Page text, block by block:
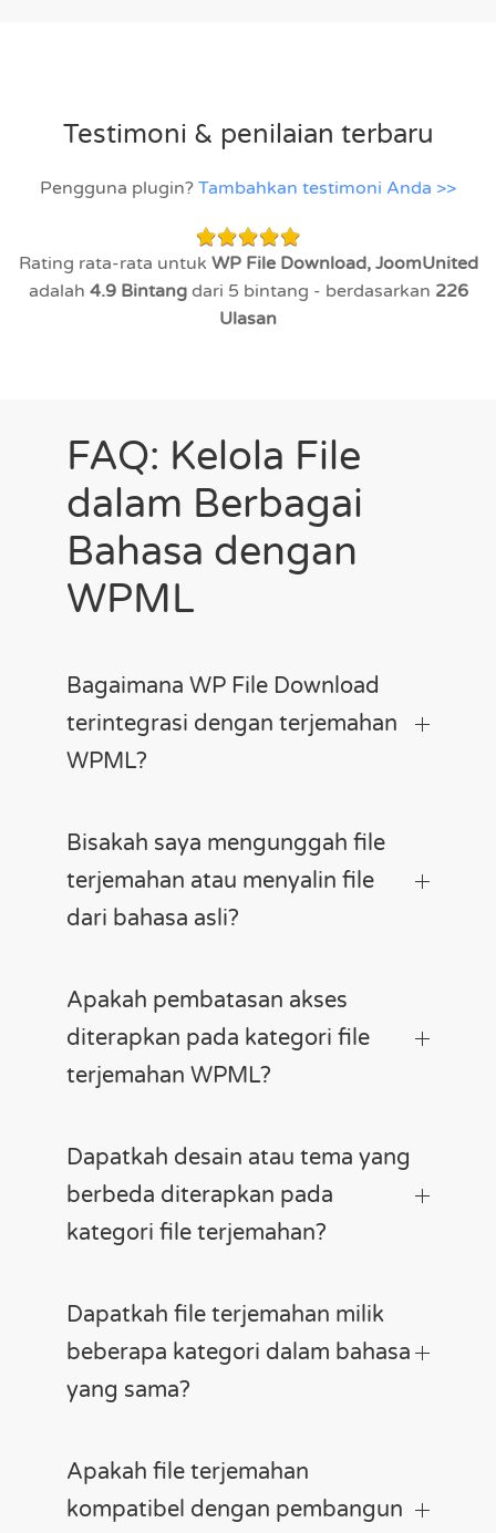
Testimoni & penilaian terbaru
Pengguna plugin? Tambahkan testimoni Anda >>
Rating rata-rata untuk WP File Download, JoomUnited
adalah 4.9 Bintangdari 5 bintang - berdasarkan 226
Ulasan
FAQ: Kelola File
dalam Berbagai
Bahasa dengan
WPML
Bagaimana WP File Download
terintegrasi dengan terjemahan
WPML?
Bisakah saya mengunggah file
terjemahan atau menyalin file
dari bahasa asli?
Apakah pembatasan akses
diterapkan pada kategori file
terjemahan WPML?
Dapatkah desain atau tema yang
berbeda diterapkan pada
kategori file terjemahan?
Dapatkah file terjemahan milik
beberapa kategori dalam bahasa
yang sama?
Apakah file terjemahan
kompatibel dengan pembangun